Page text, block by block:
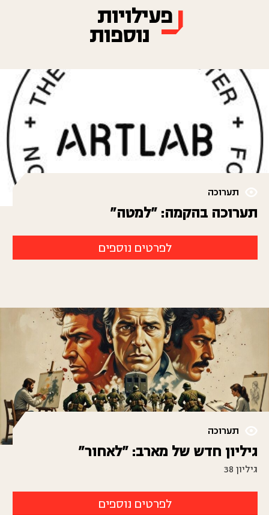
פעילויות
נוספות
תערוכה
תערוכה בהקמה: "למטה"
לפרטים נוספים
תערוכה
גיליון חדש של מארב: "לאחור"
גיליון 38
לפרטים נוספים